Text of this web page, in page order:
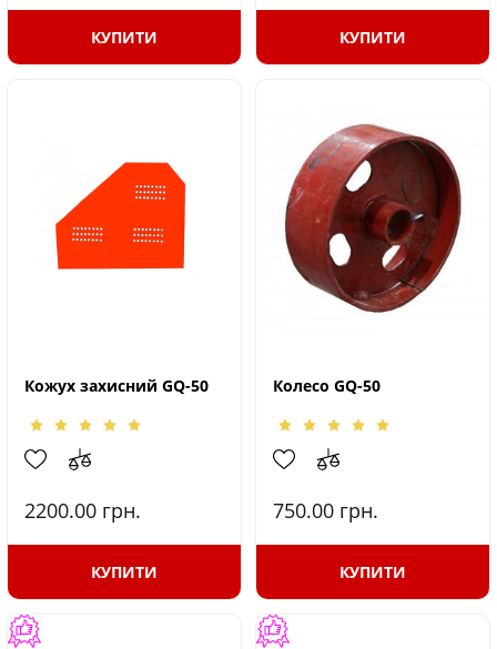
КУПИТИ КУПИТИ
Кожух захисний GQ-50
2200.00 грн.
КУПИТИ
Колесо GQ-50
750.00 грн.
КУПИТИ